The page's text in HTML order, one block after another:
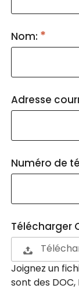
Nom:
Adresse
Numéro de
Télécharger
Joignez un
sont des DOC,